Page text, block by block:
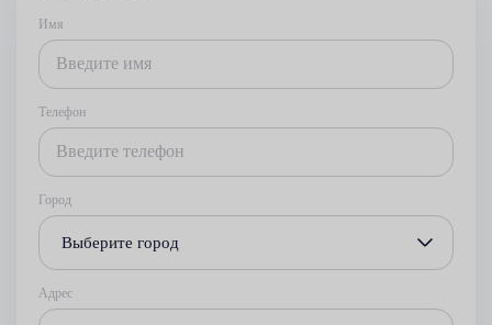
Имя
Телефон
Город
Выберите город
Адрес